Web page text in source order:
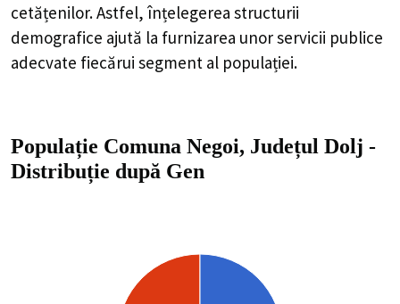
cetățenilor. Astfel, înțelegerea structurii
demografice ajută la furnizarea unor servicii publice
adecvate fiecărui segment al populației.
Populație Comuna Negoi, Județul Dolj -
Distribuție după Gen